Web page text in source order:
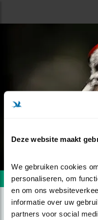
Deze website maakt
We gebruiken cookies
personaliseren, om
en om ons
informatie over uw
partners voor social
Volgende foto